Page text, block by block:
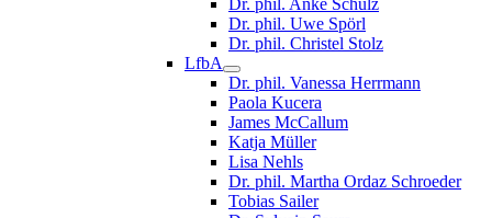
Dr. phil. Uwe Spörl
Dr. phil. Christel Stolz
LfbA
Dr. phil. Vanessa Herrmann
Paola Kucera
James McCallum
Katja Müller
Lisa Nehls
Dr. phil. Martha Ordaz Schroeder
Tobias Sailer